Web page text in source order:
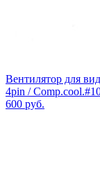
Вентилятор для
4pin /
600 руб.